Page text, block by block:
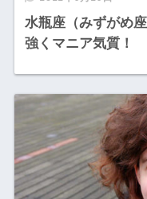
水瓶座（みずがめ
強くマニア気質！